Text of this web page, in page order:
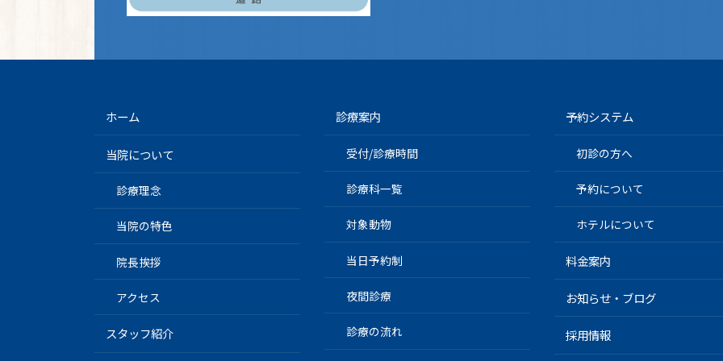
ホーム
当院について
診療理念
当院の特色
院長挨拶
アクセス
スタッフ紹介
診療案内
受付/診療時間
診療科一覧
対象動物
当日予約制
夜間診療
診療の流れ
予約システム
初診の方へ
予約について
ホテルについて
料金案内
お知らせ・ブログ
採用情報